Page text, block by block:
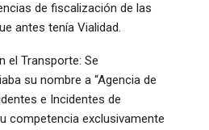
de fiscalización de las
antes tenía Vialidad.
el Transporte: Se
su nombre a “Agencia de
e Incidentes de
competencia exclusivamente